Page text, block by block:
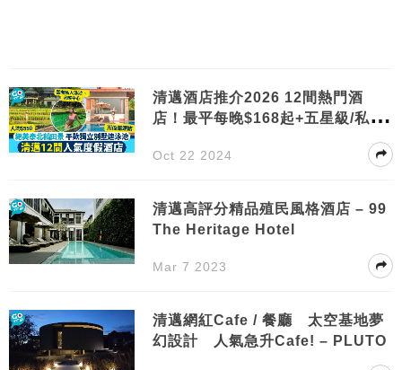
清邁酒店推介2026 12間熱門酒
店！最平每晚$168起+五星級/私人
Oct 22 2024
清邁高評分精品殖民風格酒店 – 99
The Heritage Hotel
Mar 7 2023
清邁網紅Cafe / 餐廳 太空基地夢
幻設計 人氣急升Cafe! – PLUTO